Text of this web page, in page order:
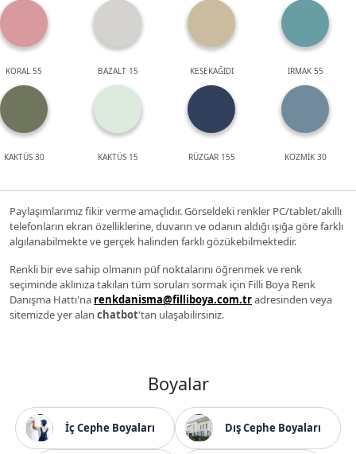
KORAL 55 BAZALT 15 KESEKAĞIDI IRMAK 55
KAKTÜS 30 KAKTÜS 15 RÜZGAR 155 KOZMİK 30
Paylaşımlarımız fikir verme amaçlıdır. Görseldeki renkler PC/tablet/akıllı
telefonların ekran özelliklerine, duvarın ve odanın aldığı ışığa göre farklı
algılanabilmekte ve gerçek halinden farklı gözükebilmektedir.
Renkli bir eve sahip olmanın püf noktalarını öğrenmek ve renk
seçiminde aklınıza takılan tüm soruları sormak için Filli Boya Renk
Danışma Hattı'na renkdanisma@filliboya.com.tradresinden veya
sitemizde yer alan chatbot'tan ulaşabilirsiniz.
Boyalar
İç Cephe Boyaları Dış Cephe Boyaları